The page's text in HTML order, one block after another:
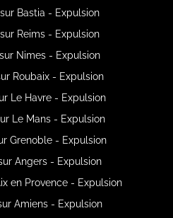
Bastia - Expulsion
Reims - Expulsion
Nimes - Expulsion
Roubaix - Expulsion
Le Havre - Expulsion
Le Mans - Expulsion
Grenoble - Expulsion
Angers - Expulsion
en Provence - Expulsion
Amiens - Expulsion